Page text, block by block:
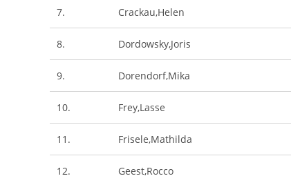
7. Crackau,Helen
8. Dordowsky,Joris
9. Dorendorf,Mika
10. Frey,Lasse
11. Frisele,Mathilda
12. Geest,Rocco